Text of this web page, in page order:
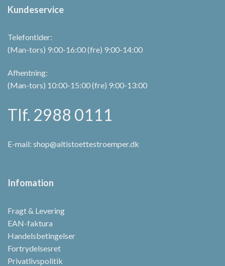
Kundeservice
Telefontider:
(Man-tors) 9:00-16:00 (fre) 9:00-14:00
Afhentning:
(Man-tors) 10:00-15:00 (fre) 9:00-13:00
Tlf. 2988 0111
E-mail: shop@altistoettestroemper.dk
Infomation
Fragt & Levering
EAN-faktura
Handelsbetingelser
Fortrydelsesret
Privatlivspolitik